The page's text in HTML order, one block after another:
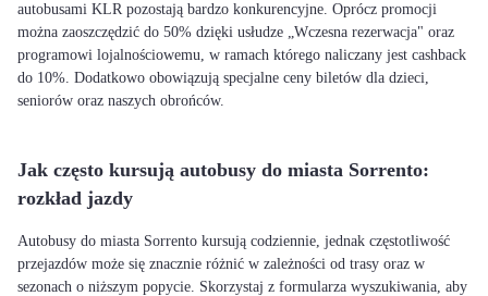
autobusami KLR pozostają bardzo konkurencyjne. Oprócz promocji
można zaoszczędzić do 50% dzięki usłudze „Wczesna rezerwacja" oraz
programowi lojalnościowemu, w ramach którego naliczany jest cashback
do 10%. Dodatkowo obowiązują specjalne ceny biletów dla dzieci,
seniorów oraz naszych obrońców.
Jak często kursują autobusy do miasta Sorrento:
rozkład jazdy
Autobusy do miasta Sorrento kursują codziennie, jednak częstotliwość
przejazdów może się znacznie różnić w zależności od trasy oraz w
sezonach o niższym popycie. Skorzystaj z formularza wyszukiwania, aby